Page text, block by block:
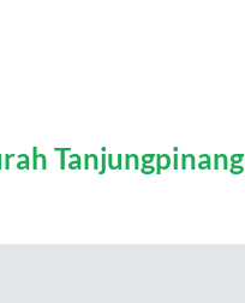
Tanjungpinang